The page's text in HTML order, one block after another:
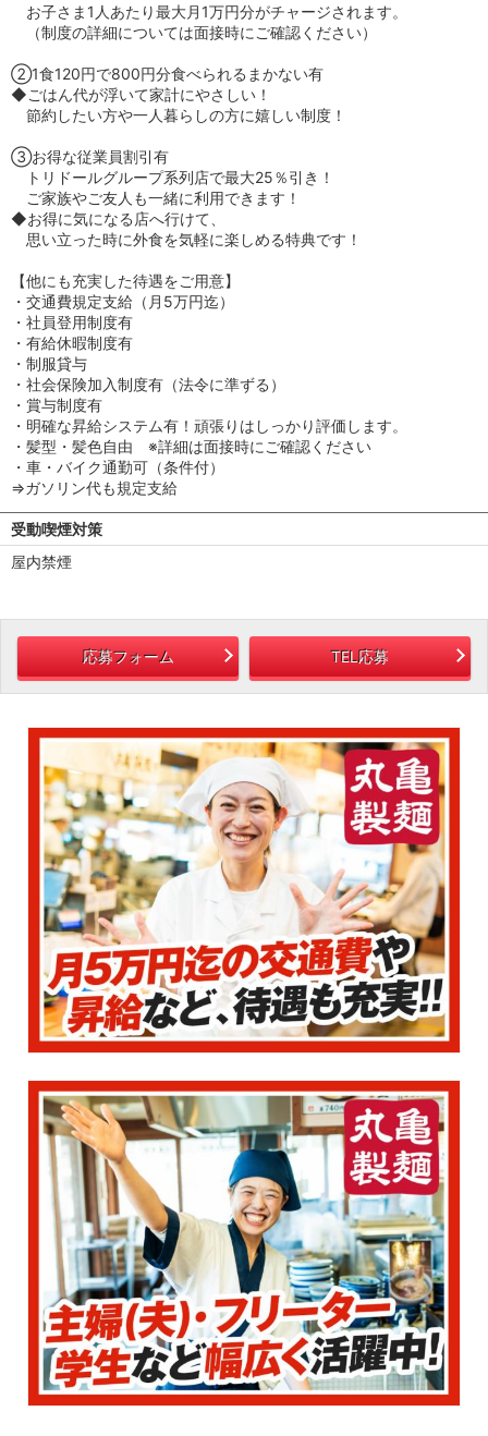
お子さま1人あたり最大月1万円分がチャージされます。
（制度の詳細については面接時にご確認ください）
②1食120円で800円分食べられるまかない有
◆ごはん代が浮いて家計にやさしい！
節約したい方や一人暮らしの方に嬉しい制度！
③お得な従業員割引有
トリドールグループ系列店で最大25％引き！
ご家族やご友人も一緒に利用できます！
◆お得に気になる店へ行けて、
思い立った時に外食を気軽に楽しめる特典です！
【他にも充実した待遇をご用意】
・交通費規定支給（月5万円迄）
・社員登用制度有
・有給休暇制度有
・制服貸与
・社会保険加入制度有（法令に準ずる）
・賞与制度有
・明確な昇給システム有！頑張りはしっかり評価します。
・髪型・髪色自由 ※詳細は面接時にご確認ください
・車・バイク通勤可（条件付）
⇒ガソリン代も規定支給
受動喫煙対策
屋内禁煙
応募フォーム TEL応募